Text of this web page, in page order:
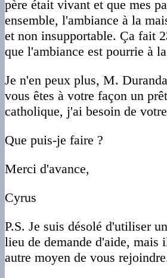
père était vivant et que mes
ensemble, l'ambiance à la
et non insupportable. Ça fait
que l'ambiance est pourrie à
Je n'en peux plus, M.
vous êtes à votre façon un
catholique, j'ai besoin de
Que puis-je faire ?
Merci d'avance,
Cyrus
P.S. Je suis désolé d'utiliser
lieu de demande d'aide, mais
autre moyen de vous